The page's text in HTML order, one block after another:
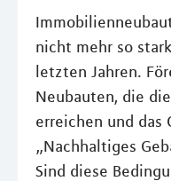
nicht mehr so
letzten Jahren.
Neubauten, die
erreichen und das
„Nachhaltiges
Sind diese